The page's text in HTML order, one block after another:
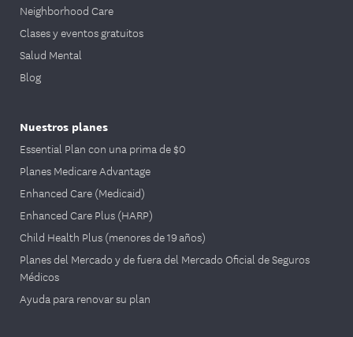
Neighborhood Care
Clases y eventos gratuitos
Salud Mental
Blog
Nuestros planes
Essential Plan con una prima de $0
Planes Medicare Advantage
Enhanced Care (Medicaid)
Enhanced Care Plus (HARP)
Child Health Plus (menores de 19 años)
Planes del Mercado y de fuera del Mercado Oficial de Seguros
Médicos
Ayuda para renovar su plan